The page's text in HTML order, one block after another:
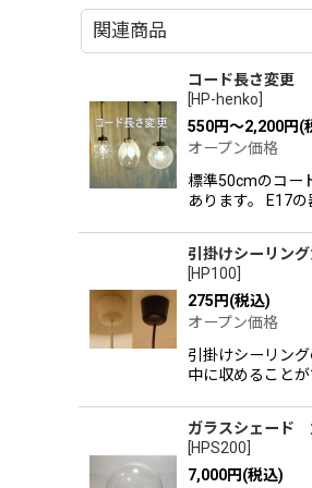
関連商品
コード長さ変更
[HP-henko]
550円～2,200円(
オープン価格
標準50cmのコー
あります。 E17の
引掛けシーリン
[HP100]
275円(税込)
オープン価格
引掛けシーリン
中に収めること
ガラスシェー
[HPS200]
7,000円(税込)